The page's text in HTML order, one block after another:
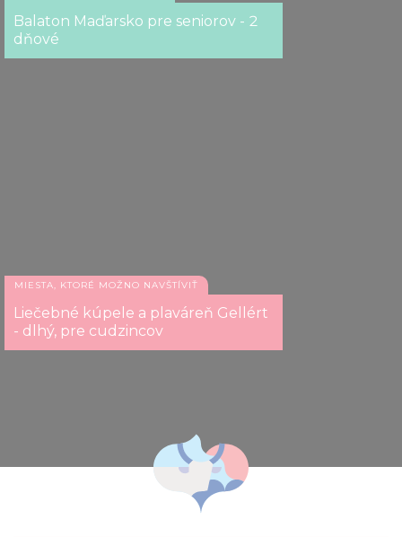
Balaton Maďarsko pre seniorov - 2
dňové
MIESTA, KTORÉ MOŽNO NAVŠTÍVIŤ
Liečebné kúpele a plaváreň Gellért
- dlhý, pre cudzincov